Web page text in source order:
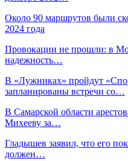
Около 90 маршрутов были
2024 года
Провокации не прошли: в
надежность…
В «Лужниках» пройдут
запланированы встречи со…
В Самарской области
Михееву за…
Гладышев заявил, что его
должен…